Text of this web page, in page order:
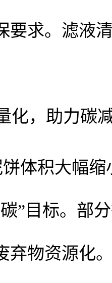
要求。滤液
化，助力碳
体积大幅
”目标。部
弃物资源化